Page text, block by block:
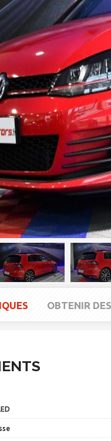
OBTENIR